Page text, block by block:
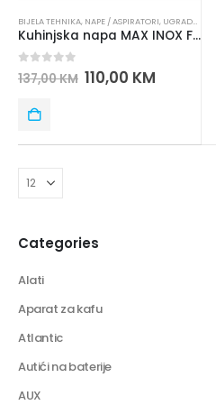
BIJELA TEHNIKA, NAPE / ASPIRATORI, UGRADNA TEHNIKA
Kuhinjska napa MAX INOX FR 2 MOT F6
out of 5
137,00KM 110,00 KM
Categories
Alati
Aparat za kafu
Atlantic
Autići na baterije
AUX